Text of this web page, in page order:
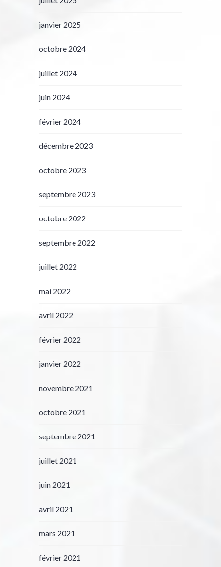
janvier 2025
octobre 2024
juillet 2024
juin 2024
février 2024
décembre 2023
octobre 2023
septembre 2023
octobre 2022
septembre 2022
juillet 2022
mai 2022
avril 2022
février 2022
janvier 2022
novembre 2021
octobre 2021
septembre 2021
juillet 2021
juin 2021
avril 2021
mars 2021
février 2021